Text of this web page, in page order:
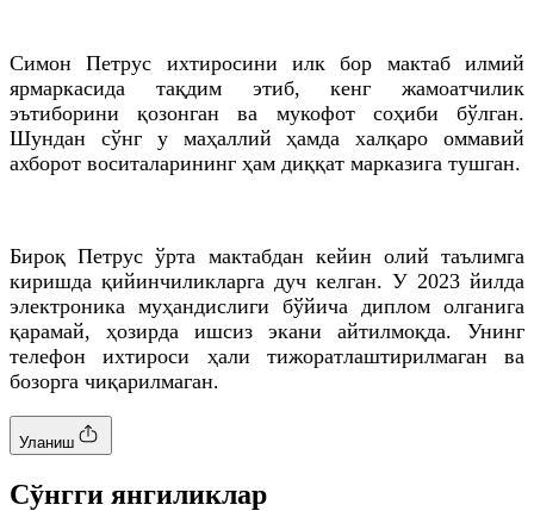
Симон Петрус ихтиросини илк бор мактаб илмий
ярмаркасида тақдим этиб, кенг жамоатчилик
эътиборини қозонган ва мукофот соҳиби бўлган.
Шундан сўнг у маҳаллий ҳамда халқаро оммавий
ахборот воситаларининг ҳам диққат марказига тушган.
Бироқ Петрус ўрта мактабдан кейин олий таълимга
киришда қийинчиликларга дуч келган. У 2023 йилда
электроника муҳандислиги бўйича диплом олганига
қарамай, ҳозирда ишсиз экани айтилмоқда. Унинг
телефон ихтироси ҳали тижоратлаштирилмаган ва
бозорга чиқарилмаган.
Уланиш
Cўнгги янгиликлар